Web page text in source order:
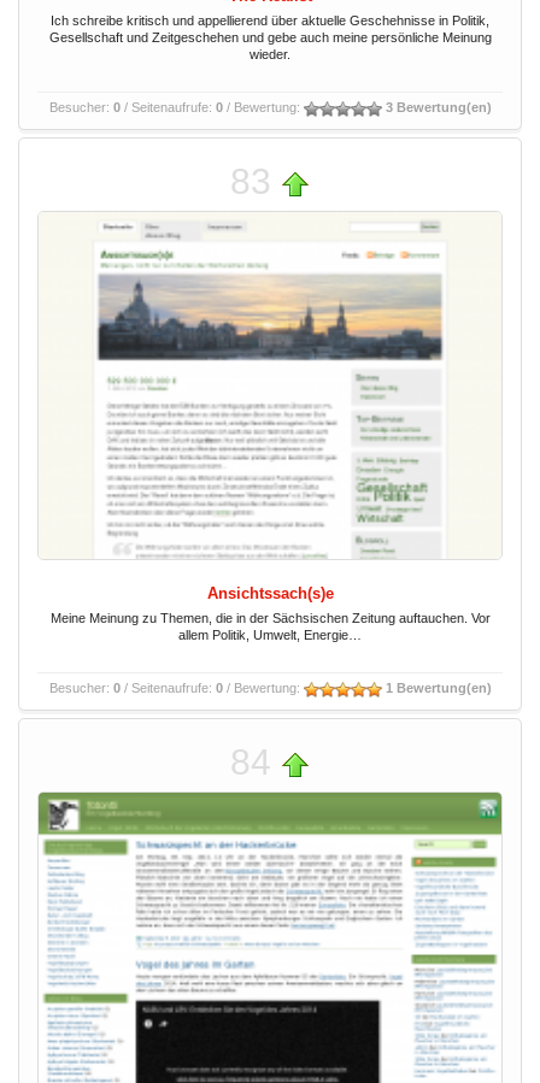
Ich schreibe kritisch und appellierend über aktuelle Geschehnisse in Politik,
Gesellschaft und Zeitgeschehen und gebe auch meine persönliche Meinung
wieder.
Besucher: 0/ Seitenaufrufe: 0/ Bewertung: 3 Bewertung(en)
83
Ansichtssach(s)e
Meine Meinung zu Themen, die in der Sächsischen Zeitung auftauchen. Vor
allem Politik, Umwelt, Energie…
Besucher: 0/ Seitenaufrufe: 0/ Bewertung: 1 Bewertung(en)
84